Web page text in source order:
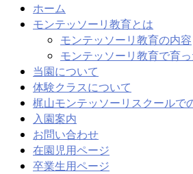
ホーム
モンテッソーリ教育とは
モンテッソーリ教育の内容
モンテッソーリ教育で育
当園について
体験クラスについて
梶山モンテッソーリスクールで
入園案内
お問い合わせ
在園児用ページ
卒業生用ページ